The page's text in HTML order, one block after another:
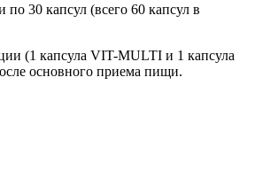
по 30 капсул (всего 60 капсул в
(1 капсула VIT-MULTI и 1 капсула
основного приема пищи.